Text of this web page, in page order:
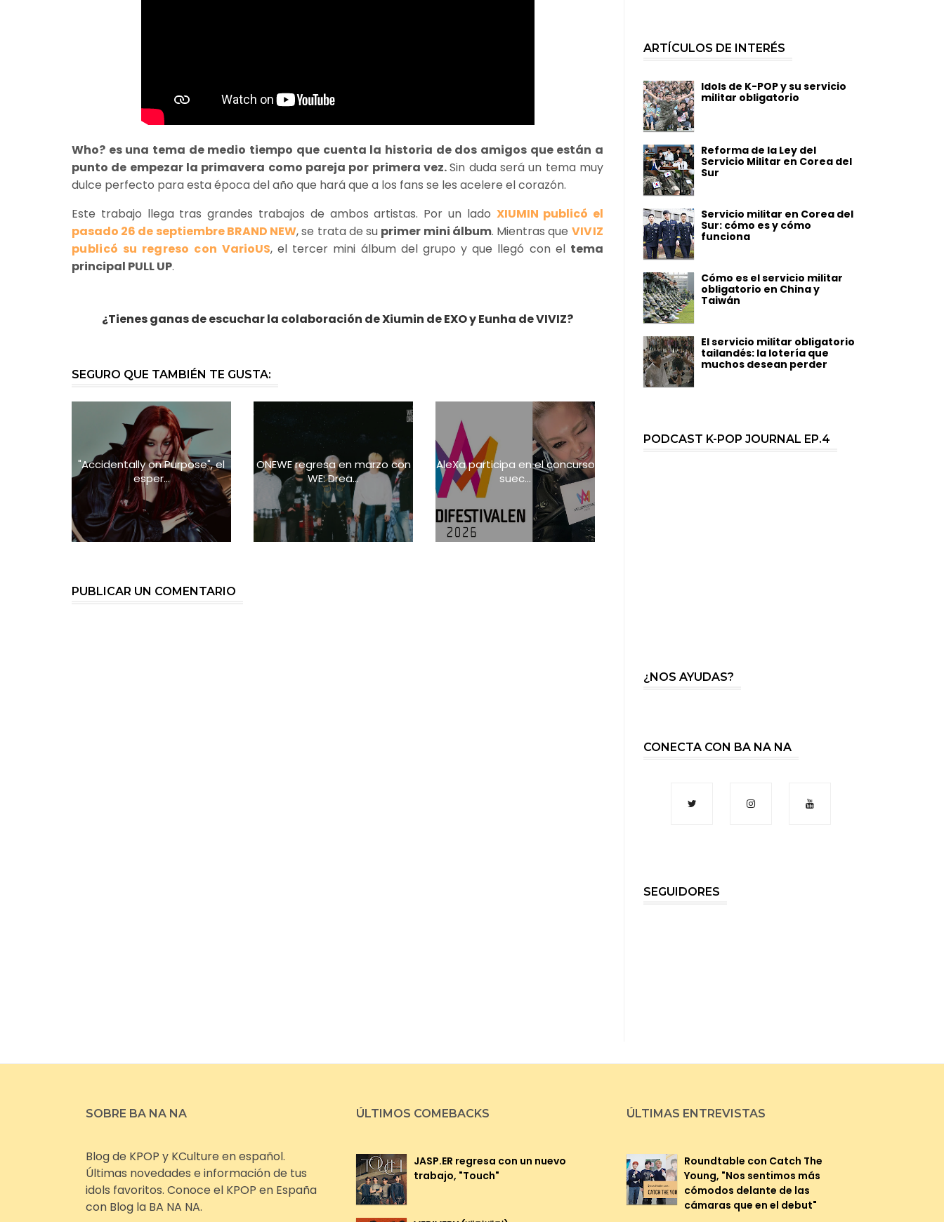
Who? es una tema de medio tiempo que cuenta la historia de dos amigos que están a
punto de empezar la primavera como pareja por primera vez.Sin duda será un tema muy
dulce perfecto para esta época del año que hará que a los fans se les acelere el corazón.
Este trabajo llega tras grandes trabajos de ambos artistas. Por un lado XIUMIN publicó el
pasado 26 de septiembre BRAND NEW, se trata de su primer mini álbum. Mientras que VIVIZ
publicó su regreso con VarioUS, el tercer mini álbum del grupo y que llegó con el tema
principal PULL UP.
¿Tienes ganas de escuchar la colaboración de Xiumin de EXO y Eunha de VIVIZ?
SEGURO QUE TAMBIÉN TE GUSTA:
"Accidentally on Purpose", el
esper...
ONEWE regresa en marzo con
WE: Drea...
AleXa participa en el concurso
suec...
PUBLICAR UN COMENTARIO
ARTÍCULOS DE INTERÉS
Idols de K-POP y su servicio
militar obligatorio
Reforma de la Ley del
Servicio Militar en Corea del
Sur
Servicio militar en Corea del
Sur: cómo es y cómo
funciona
Cómo es el servicio militar
obligatorio en China y
Taiwán
El servicio militar obligatorio
tailandés: la lotería que
muchos desean perder
PODCAST K-POP JOURNAL EP.4
¿NOS AYUDAS?
CONECTA CON BA NA NA
SEGUIDORES
SOBRE BA NA NA
Blog de KPOP y KCulture en español.
Últimas novedades e información de tus
idols favoritos. Conoce el KPOP en España
con Blog la BA NA NA.
ÚLTIMOS COMEBACKS
JASP.ER regresa con un nuevo
trabajo, "Touch"
ÚLTIMAS ENTREVISTAS
Roundtable con Catch The
Young, "Nos sentimos más
cómodos delante de las
cámaras que en el debut"